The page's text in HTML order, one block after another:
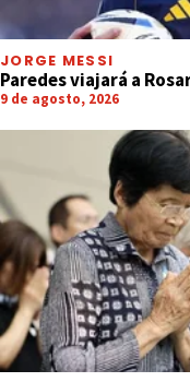
JORGE MESSI
Paredes viajará a
9 de agosto, 2026